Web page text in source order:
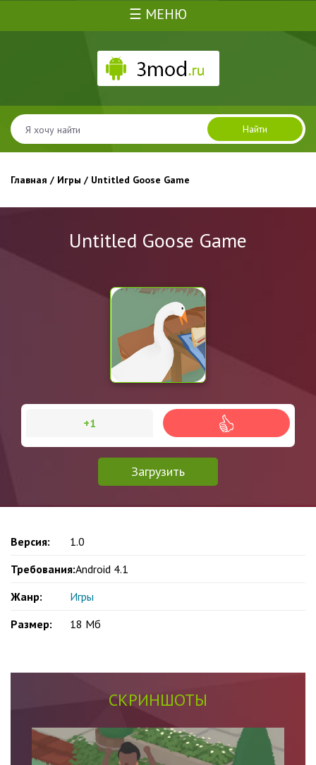
☰ МЕНЮ
Найти
Главная / Игры / Untitled Goose Game
Untitled Goose Game
Загрузить
+1
Версия:
1.0
Требования:Android 4.1
Жанр:
Игры
Размер:
18 Мб
СКРИНШОТЫ